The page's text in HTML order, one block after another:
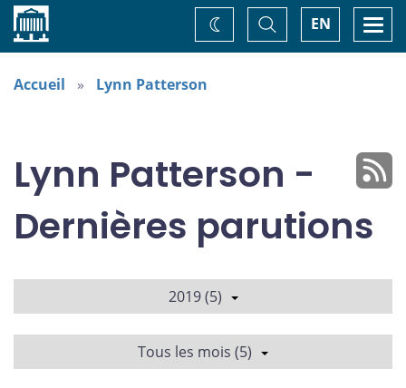
Accueil EN
Basculer
la
recherche
Changez
de
Accueil Lynn Patterson
Lynn Patterson -
Dernières parutions
2019 (5)
Tous les mois (5)